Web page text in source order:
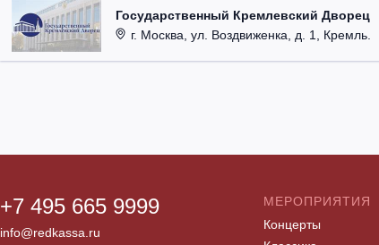
Государственный Кремлевский Дворец
г. Москва, ул. Воздвиженка, д. 1, Кремль.
+7 495 665 9999
info@redkassa.ru
МЕРОПРИЯТИЯ
Концерты